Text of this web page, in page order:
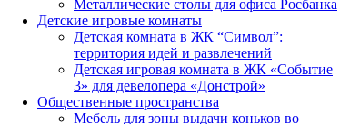
Металлические столы для офиса Росбанка
Детские игровые комнаты
Детская комната в ЖК “Символ”:
территория идей и развлечений
Детская игровая комната в ЖК «Событие
3» для девелопера «Донстрой»
Общественные пространства
Мебель для зоны выдачи коньков во